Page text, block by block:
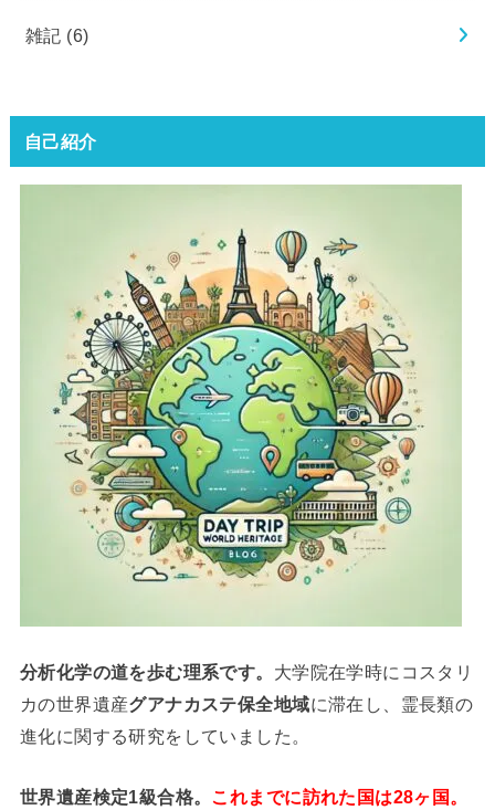
雑記 (6)
自己紹介
分析化学の道を歩む理系です。 大学院在学時にコスタリ
カの世界遺産グアナカステ保全地域に滞在し、霊長類の
進化に関する研究をしていました。
世界遺産検定1級合格。 これまでに訪れた国は28ヶ国。